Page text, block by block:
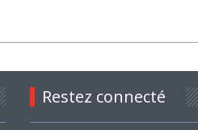
Restez connecté